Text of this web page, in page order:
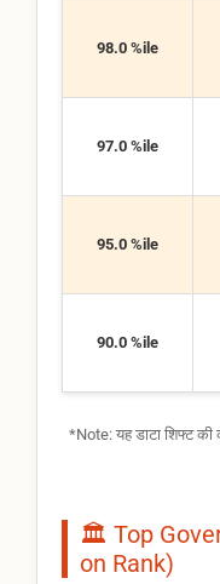
98.0 %ile
97.0 %ile
95.0 %ile
90.0 %ile
*Note: यह डाटा शिफ्ट की
🏛️ Top
on Rank)